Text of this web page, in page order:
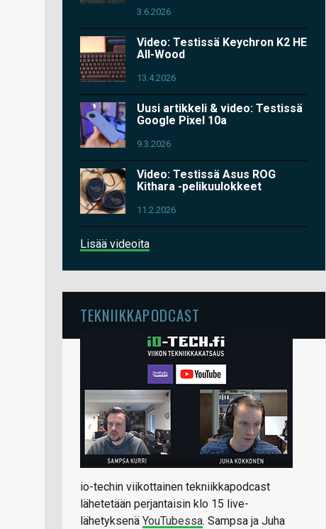
3.6.2026
Video: Testissä Keychron K2 HE
All-Wood
13.4.2026
Uusi artikkeli & video: Testissä
Google Pixel 10a
9.3.2026
Video: Testissä Asus ROG
Kithara -pelikuulokkeet
11.2.2026
Lisää videoita
TEKNIIKKAPODCAST
io-techin viikottainen tekniikkapodcast
lähetetään perjantaisin klo 15 live-
lähetyksenä YouTubessa. Sampsa ja Juha